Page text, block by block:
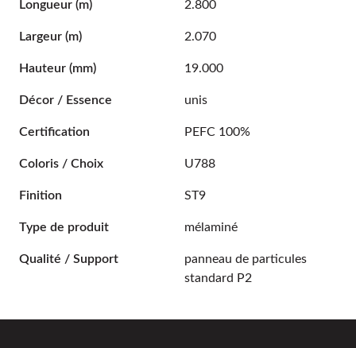
Longueur (m) 2.800
Largeur (m) 2.070
Hauteur (mm) 19.000
Décor / Essence unis
Certification PEFC 100%
Coloris / Choix U788
Finition ST9
Type de produit mélaminé
Qualité / Support
panneau de particules
standard P2